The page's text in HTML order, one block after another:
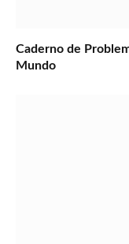
Caderno de
Mundo